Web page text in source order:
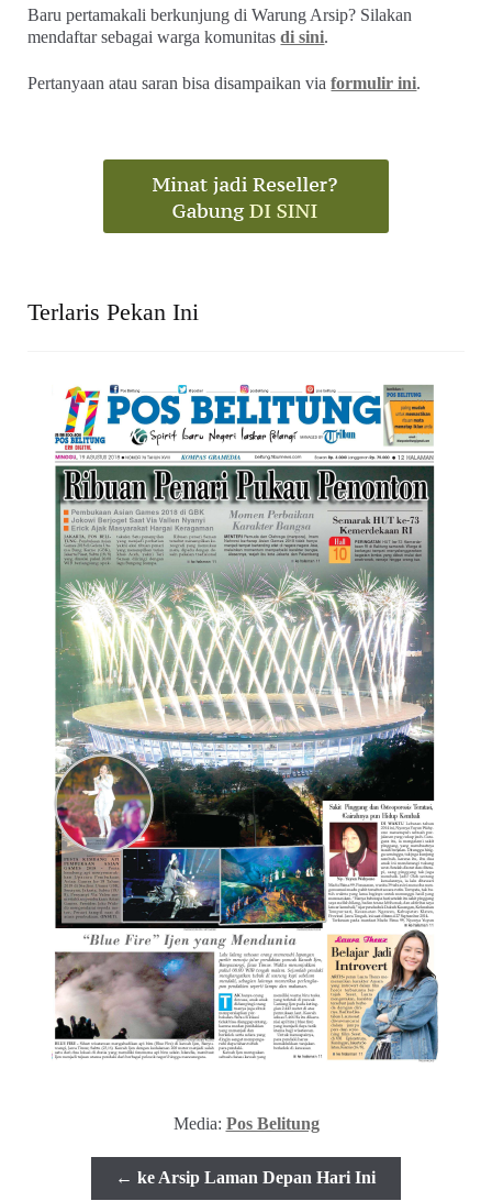
Baru pertamakali berkunjung di Warung Arsip? Silakan
mendaftar sebagai warga komunitasdi sini.
Pertanyaan atau saran bisa disampaikan viaformulir ini.
Terlaris Pekan Ini
Media: Pos Belitung
← ke Arsip Laman Depan Hari Ini